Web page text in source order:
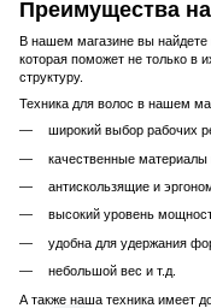
Преимущества
В нашем магазине вы найдете
которая поможет не только в
структуру.
Техника для волос в нашем
широкий выбор рабочих
качественные материалы
антискользящие и
высокий уровень
удобна для удержания
небольшой вес и т.д.
А также наша техника имеет